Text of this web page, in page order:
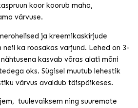
koor koorub maha,
värvuse.
ja kreemikaskirjude
ka roosakas varjund. Lehed on 3-
kasvab võras alati mõni
oks. Sügisel muutub lehestik
värvus avaldub täispäikeses.
tuulevaiksem ning suuremate